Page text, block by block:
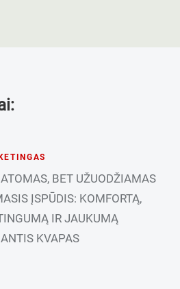
BET UŽUODŽIAMAS
ĮSPŪDIS: KOMFORTĄ,
IR JAUKUMĄ
KVAPAS